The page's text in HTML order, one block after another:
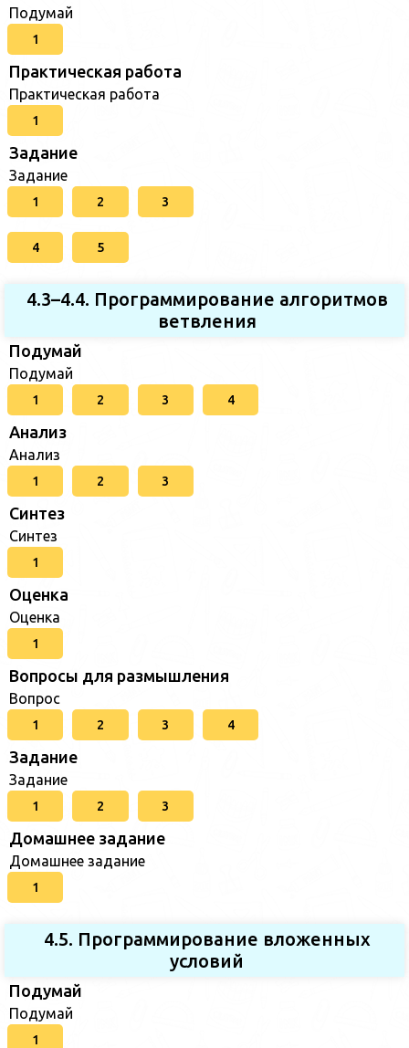
Подумай
1
Практическая работа
Практическая работа
1
Задание
Задание
1 2 3
4 5
4.3–4.4. Программирование алгоритмов
ветвления
Подумай
Подумай
1 2 3 4
Анализ
Анализ
1 2 3
Синтез
Синтез
1
Оценка
Оценка
1
Вопросы для размышления
Вопрос
1 2 3 4
Задание
Задание
1 2 3
Домашнее задание
Домашнее задание
1
4.5. Программирование вложенных
условий
Подумай
Подумай
1